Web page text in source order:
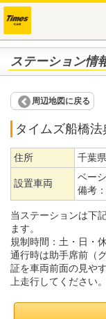
ステーション情
周辺地図に戻る
タイムズ船橋法
住所 千葉
設置車両
ベー
備考：
当ステーションは下
ます。
規制時間：土・日・
通行時は助手席前（
証を車両前面の見や
上走行してください。